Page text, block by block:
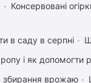
Консервовані
в саду в серпні
і як допомогти
збирання врожаю